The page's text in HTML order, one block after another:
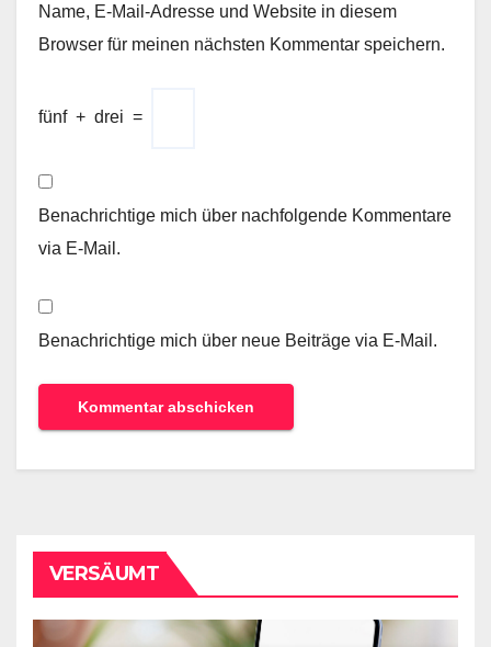
Name, E-Mail-Adresse und Website in diesem
Browser für meinen nächsten Kommentar speichern.
fünf + drei =
Benachrichtige mich über nachfolgende Kommentare
via E-Mail.
Benachrichtige mich über neue Beiträge via E-Mail.
VERSÄUMT